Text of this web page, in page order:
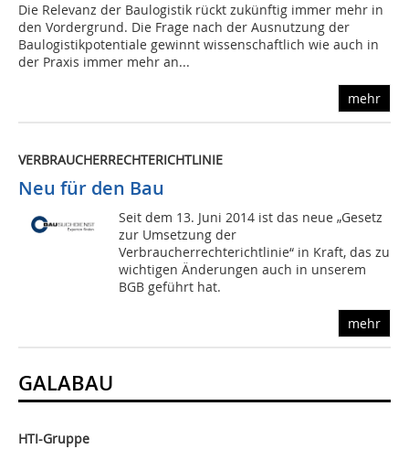
Die Relevanz der Baulogistik rückt zukünftig immer mehr in
den Vordergrund. Die Frage nach der Ausnutzung der
Baulogistikpotentiale gewinnt wissenschaftlich wie auch in
der Praxis immer mehr an...
mehr
VERBRAUCHERRECHTERICHTLINIE
Neu für den Bau
Seit dem 13. Juni 2014 ist das neue „Gesetz
zur Umsetzung der
Verbraucherrechterichtlinie“ in Kraft, das zu
wichtigen Änderungen auch in unserem
BGB geführt hat.
mehr
GALABAU
HTI-Gruppe